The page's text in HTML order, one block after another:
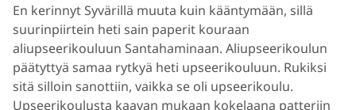
En kerinnyt Syvärillä muuta kuin kääntymään, sillä
suurinpiirtein heti sain paperit kouraan
aliupseerikouluun Santahaminaan. Aliupseerikoulun
päätyttyä samaa rytkyä heti upseerikouluun. Rukiksi
sitä silloin sanottiin, vaikka se oli upseerikoulu.
Upseerikoulusta kaavan mukaan kokelaana patteriin